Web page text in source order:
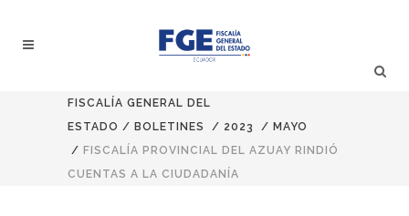
FISCALÍA GENERAL DEL
ESTADO / BOLETINES / 2023 / MAYO
/ FISCALÍA PROVINCIAL DEL AZUAY RINDIÓ
CUENTAS A LA CIUDADANÍA